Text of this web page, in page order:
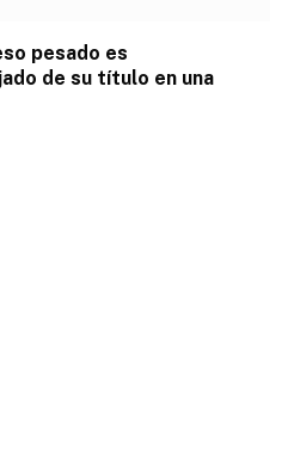
pesado es
de su título en una